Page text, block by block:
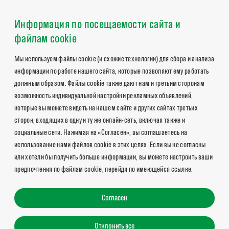
Информация по посещаемости сайта и
файлам cookie
Мы используем файлы cookie (и схожие технологии) для сбора и анализа
информации по работе нашего сайта, которые позволяют ему работать
должным образом. Файлы cookie также дают нам и третьим сторонам
возможность индивидуальной настройки рекламных объявлений,
которые вы можете видеть на нашем сайте и других сайтах третьих
сторон, входящих в одну и ту же онлайн-сеть, включая также и
социальные сети. Нажимая на «Согласен», вы соглашаетесь на
использование нами файлов cookie в этих целях. Если вы не согласны
или хотели бы получить больше информации, вы можете настроить ваши
предпочтения по файлам cookie, перейдя по имеющейся ссылке.
Согласен
Отклонить все